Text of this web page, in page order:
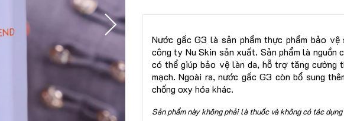
Nước gấc G3 là sản phẩm thực phẩm bảo vệ
công ty Nu Skin sản xuất. Sản phẩm là nguồn
có thể giúp bảo vệ làn da, hỗ trợ tăng cường
mạch. Ngoài ra, nước gấc G3 còn bổ sung
chống oxy hóa khác.
Sản phẩm này không phải là thuốc và không có tác